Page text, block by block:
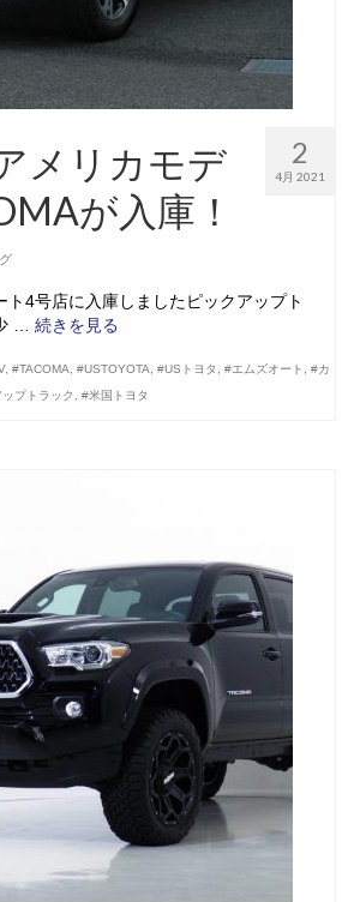
2
4月 2021
メリカモデ
が入庫！
ト4号店に入庫しましたピックアップト
… 続きを見る
, #TACOMA #USTOYOTA #USトヨタ #エムズオート
#カ
プトラック #米国トヨタ